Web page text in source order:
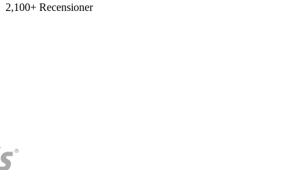
2,100+ Recensioner